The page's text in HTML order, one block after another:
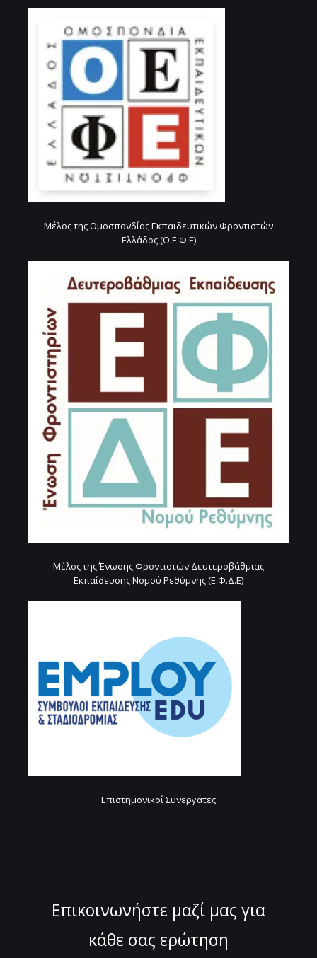
Μέλος της Ομοσπονδίας Εκπαιδευτικών Φροντιστών
Ελλάδος (Ο.Ε.Φ.Ε)
Μέλος της Ένωσης Φροντιστών Δευτεροβάθμιας
Εκπαίδευσης Νομού Ρεθύμνης (Ε.Φ.Δ.Ε)
Επιστημονικοί Συνεργάτες
Επικοινωνήστε μαζί μας για
κάθε σας ερώτηση